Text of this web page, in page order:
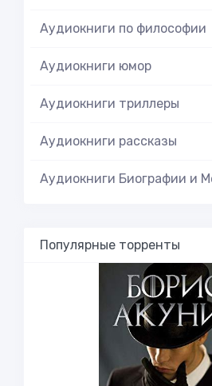
Аудиокниги по философии
Аудиокниги юмор
Аудиокниги триллеры
Аудиокниги рассказы
Аудиокниги Биографии и
Популярные торренты